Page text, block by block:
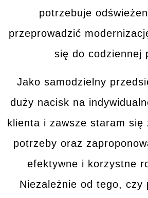
potrzebuje
przeprowadzić
się do codziennej
Jako samodzielny
duży nacisk na
klienta i zawsze staram się
potrzeby oraz
efektywne i korzystne
Niezależnie od tego, czy